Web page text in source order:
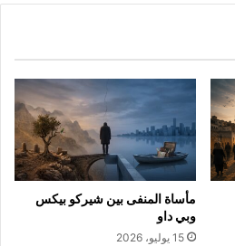
مأساة المنفى بين شيركو بيكس
وبي داو
15 يوليو، 2026